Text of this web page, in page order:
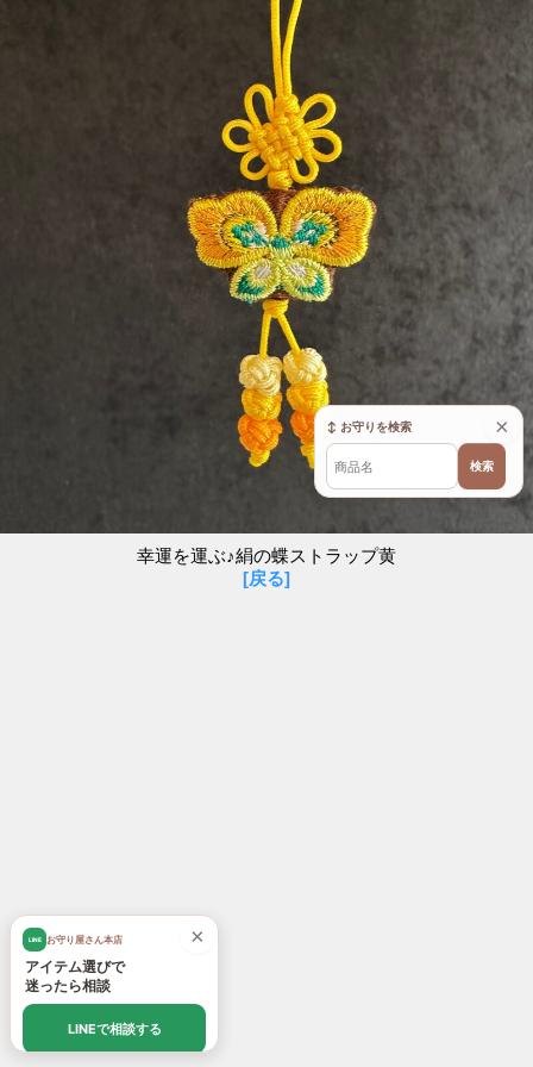
幸運を運ぶ♪絹の蝶ストラップ黄
[戻る]
×
LINE お守り屋さん本店
アイテム選びで
迷ったら相談
LINEで相談する
×
↕ お守りを検索
検索